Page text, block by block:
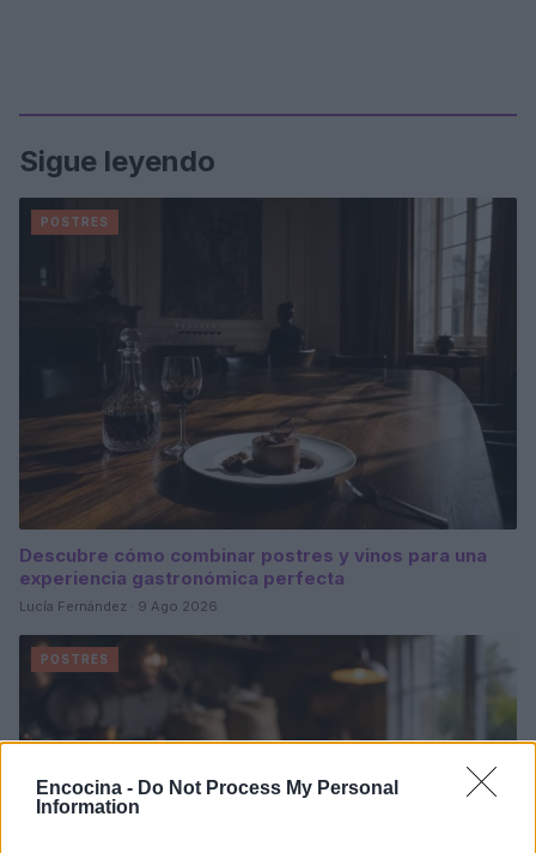
Encocina - Do Not Process My Personal
Information
Sigue leyendo
POSTRES
Descubre cómo combinar postres y vinos para una
experiencia gastronómica perfecta
Lucía Fernández · 9 Ago 2026
POSTRES